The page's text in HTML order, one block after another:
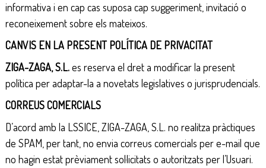
informativa i en cap cas suposa cap suggeriment, invitació o
reconeixement sobre els mateixos.
CANVIS EN LA PRESENT POLÍTICA DE PRIVACITAT
ZIGA-ZAGA, S.L.es reserva el dret a modificar la present
política per adaptar-la a novetats legislatives o jurisprudencials.
CORREUS COMERCIALS
D’acord amb la LSSICE, ZIGA-ZAGA, S.L. no realitza pràctiques
de SPAM, per tant, no envia correus comercials per e-mail que
no hagin estat prèviament sol·licitats o autoritzats per l’Usuari.